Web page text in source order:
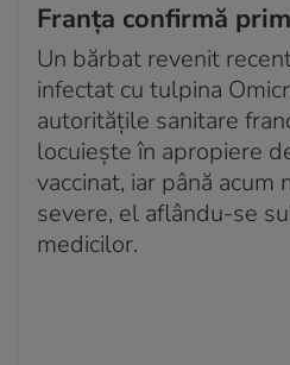
Franța confirmă
Un bărbat revenit
infectat cu tulpina
autoritățile sanitare
locuiește în apropiere
vaccinat, iar până acum
severe, el aflându-se
medicilor.